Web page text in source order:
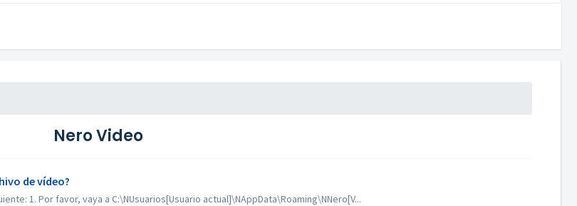
Nero Video
de vídeo?
1. Por favor, vaya a C:\NUsuarios[Usuario actual]\NAppData\Roaming\NNero[V...